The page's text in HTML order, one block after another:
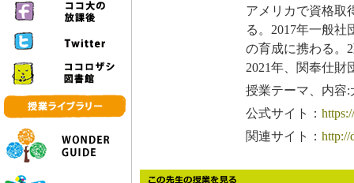
アメリカで資格取
る。2017年一般
の育成に携わる。
2021年、関奉仕財
授業テーマ、内容
公式サイト：
関連サイト： http://